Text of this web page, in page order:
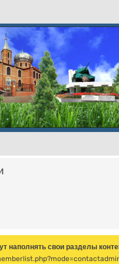
наполнять свои разделы